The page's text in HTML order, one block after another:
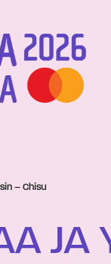
– Chisu
JA